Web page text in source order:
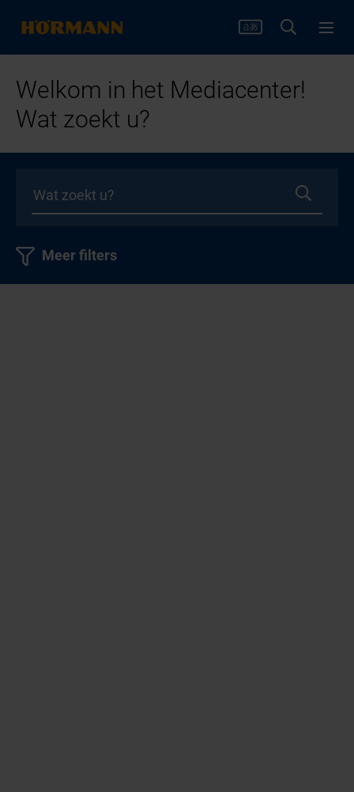
Welkom in het Mediacenter!
Wat zoekt u?
Meer filters